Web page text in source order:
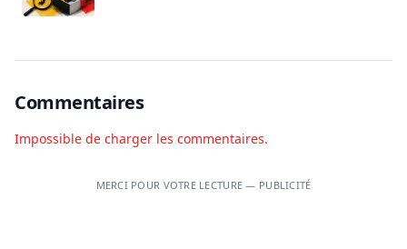
Commentaires
Impossible de charger les commentaires.
MERCI POUR VOTRE LECTURE — PUBLICITÉ